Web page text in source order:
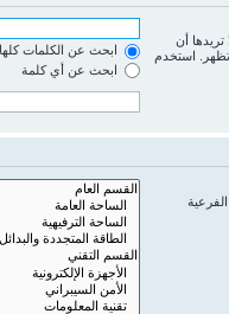
تريدها أن
استخدم
ابحث عن الكلمات
ابحث عن أي كلمة